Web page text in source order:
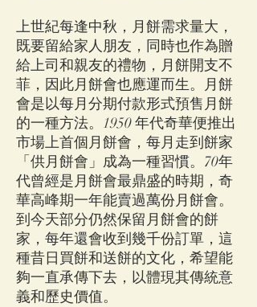
上世紀每逢中秋，月餅需求量大，
既要留給家人朋友，同時也作為贈
給上司和親友的禮物，月餅開支不
菲，因此月餅會也應運而生。月餅
會是以每月分期付款形式預售月餅
的一種方法。1950 年代奇華便推出
市場上首個月餅會，每月走到餅家
「供月餅會」成為一種習慣。70年
代曾經是月餅會最鼎盛的時期，奇
華高峰期一年能賣過萬份月餅會。
到今天部分仍然保留月餅會的餅
家，每年還會收到幾千份訂單，這
種昔日買餅和送餅的文化，希望能
夠一直承傳下去，以體現其傳統意
義和歷史價值。